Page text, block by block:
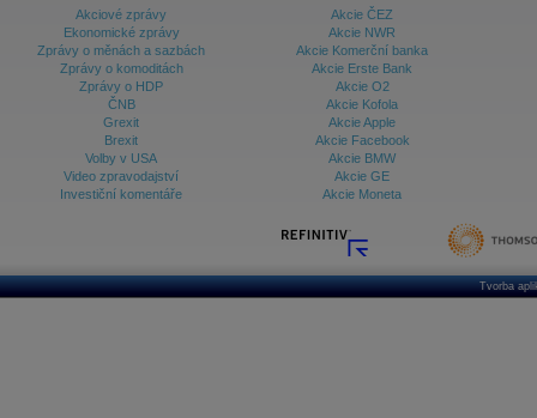
Akciové zprávy
Ekonomické zprávy
Zprávy o měnách a sazbách
Zprávy o komoditách
Zprávy o HDP
ČNB
Grexit
Brexit
Volby v USA
Video zpravodajství
Investiční komentáře
Akcie ČEZ
Akcie NWR
Akcie Komerční banka
Akcie Erste Bank
Akcie O2
Akcie Kofola
Akcie Apple
Akcie Facebook
Akcie BMW
Akcie GE
Akcie Moneta
Tvorba